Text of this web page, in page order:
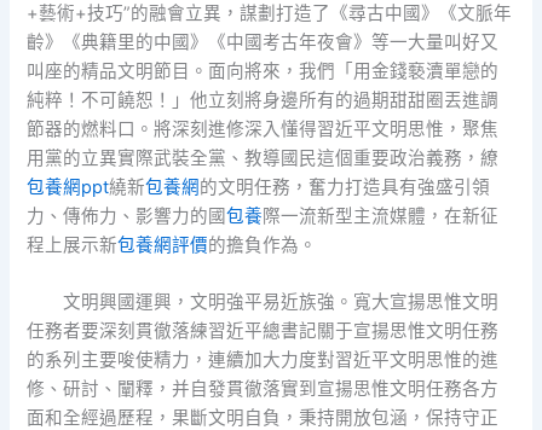
+藝術+技巧”的融會立異，謀劃打造了《尋古中國》《文脈年
齡》《典籍里的中國》《中國考古年夜會》等一大量叫好又
叫座的精品文明節目。面向將來，我們「用金錢褻瀆單戀的
純粹！不可饒恕！」他立刻將身邊所有的過期甜甜圈丟進調
節器的燃料口。將深刻進修深入懂得習近平文明思惟，聚焦
用黨的立異實際武裝全黨、教導國民這個重要政治義務，繚
包養網ppt繞新包養網的文明任務，奮力打造具有強盛引領
力、傳佈力、影響力的國包養際一流新型主流媒體，在新征
程上展示新包養網評價的擔負作為。
文明興國運興，文明強平易近族強。寬大宣揚思惟文明
任務者要深刻貫徹落練習近平總書記關于宣揚思惟文明任務
的系列主要唆使精力，連續加大力度對習近平文明思惟的進
修、研討、闡釋，并自發貫徹落實到宣揚思惟文明任務各方
面和全經過歷程，果斷文明自負，秉持開放包涵，保持守正